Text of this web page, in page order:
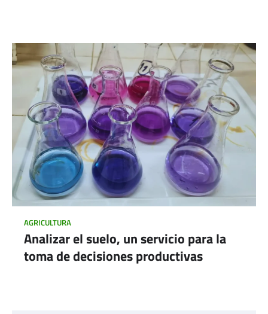
AGRICULTURA
Analizar el suelo, un servicio para la
toma de decisiones productivas